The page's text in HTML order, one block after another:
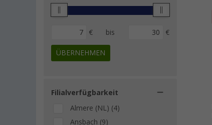
€ bis €
ÜBERNEHMEN
Filialverfügbarkeit
Almere (NL) (4)
Ansbach (9)